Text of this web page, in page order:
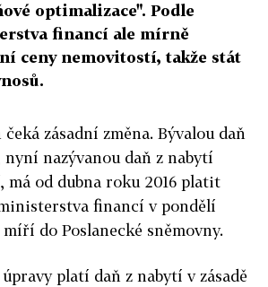
optimalizace". Podle
financí ale mírně
ceny nemovitostí, takže stát
zásadní změna. Bývalou daň
nyní nazývanou daň z nabytí
má od dubna roku 2016 platit
financí v pondělí
do Poslanecké sněmovny.
platí daň z nabytí v zásadě